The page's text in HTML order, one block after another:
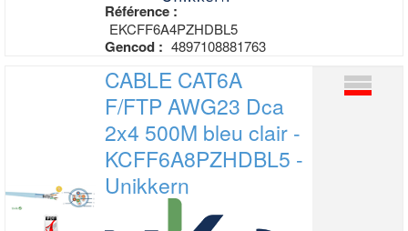
Référence :
EKCFF6A4PZHDBL5
Gencod : 4897108881763
CABLE CAT6A
F/FTP AWG23 Dca
2x4 500M bleu clair -
KCFF6A8PZHDBL5 -
Unikkern